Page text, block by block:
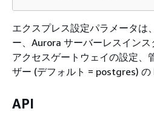
エクスプレス設定パラメータは
ー、Aurora サーバーレスイン
アクセスゲートウェイの設定、
ザー (デフォルト = postgres) の
API